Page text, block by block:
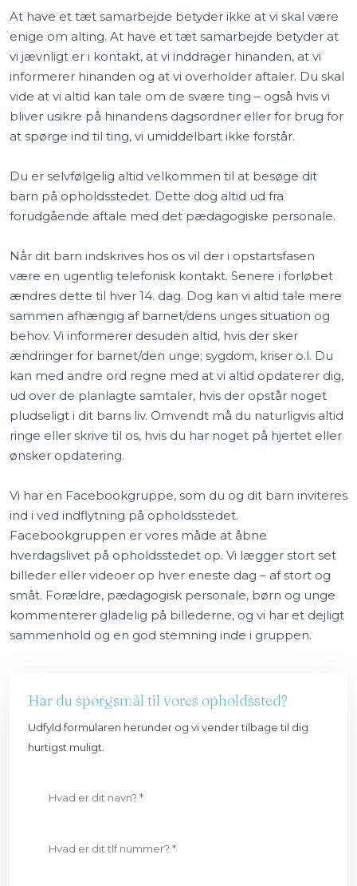
At have et tæt samarbejde betyder ikke at vi skal være
enige om alting. At have et tæt samarbejde betyder at
vi jævnligt er i kontakt, at vi inddrager hinanden, at vi
informerer hinanden og at vi overholder aftaler. Du skal
vide at vi altid kan tale om de svære ting – også hvis vi
bliver usikre på hinandens dagsordner eller for brug for
at spørge ind til ting, vi umiddelbart ikke forstår.
Du er selvfølgelig altid velkommen til at besøge dit
barn på opholdsstedet. Dette dog altid ud fra
forudgående aftale med det pædagogiske personale.
Når dit barn indskrives hos os vil der i opstartsfasen
være en ugentlig telefonisk kontakt. Senere i forløbet
ændres dette til hver 14. dag. Dog kan vi altid tale mere
sammen afhængig af barnet/dens unges situation og
behov. Vi informerer desuden altid, hvis der sker
ændringer for barnet/den unge; sygdom, kriser o.l. Du
kan med andre ord regne med at vi altid opdaterer dig,
ud over de planlagte samtaler, hvis der opstår noget
pludseligt i dit barns liv. Omvendt må du naturligvis altid
ringe eller skrive til os, hvis du har noget på hjertet eller
ønsker opdatering.
Vi har en Facebookgruppe, som du og dit barn inviteres
ind i ved indflytning på opholdsstedet.
Facebookgruppen er vores måde at åbne
hverdagslivet på opholdsstedet op. Vi lægger stort set
billeder eller videoer op hver eneste dag – af stort og
småt. Forældre, pædagogisk personale, børn og unge
kommenterer gladelig på billederne, og vi har et dejligt
sammenhold og en god stemning inde i gruppen.​
Har du spørgsmål til vores opholdssted?
Udfyld formularen herunder og vi vender tilbage til dig
hurtigst muligt.